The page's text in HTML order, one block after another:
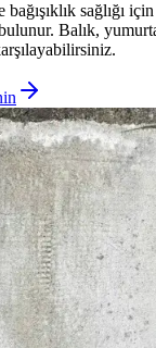
sağlığı
Balık,